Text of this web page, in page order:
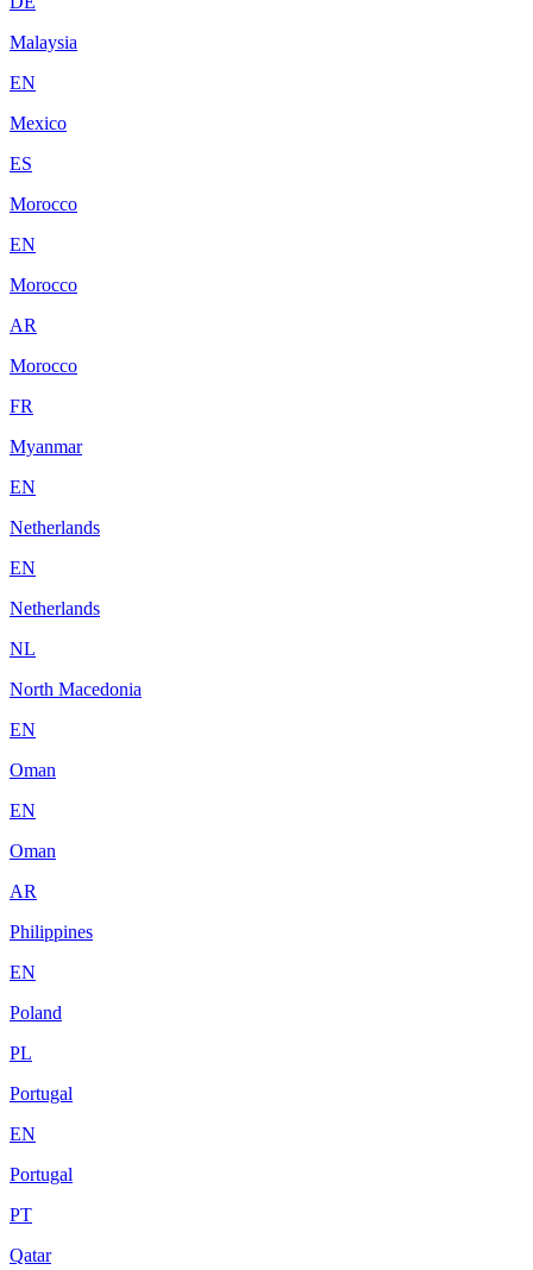
Malaysia
EN
Mexico
ES
Morocco
EN
Morocco
AR
Morocco
FR
Myanmar
EN
Netherlands
EN
Netherlands
NL
North Macedonia
EN
Oman
EN
Oman
AR
Philippines
EN
Poland
PL
Portugal
EN
Portugal
PT
Qatar